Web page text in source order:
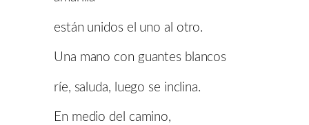
están unidos el uno al otro.
Una mano con guantes blancos
ríe, saluda, luego se inclina.
En medio del camino,